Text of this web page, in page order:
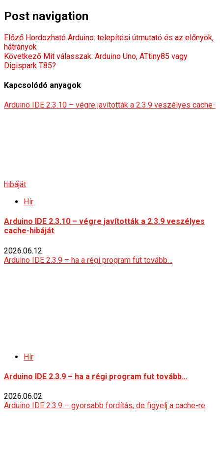
Post navigation
Előző Hordozható Arduino: telepítési útmutató és az előnyök,
hátrányok
Következő Mit válasszak: Arduino Uno, ATtiny85 vagy
Digispark T85?
Kapcsolódó anyagok
Arduino IDE 2.3.10 – végre javították a 2.3.9 veszélyes cache-
hibáját
Hír
Arduino IDE 2.3.10 – végre javították a 2.3.9 veszélyes
cache-hibáját
2026.06.12.
Arduino IDE 2.3.9 – ha a régi program fut tovább…
Hír
Arduino IDE 2.3.9 – ha a régi program fut tovább…
2026.06.02.
Arduino IDE 2.3.9 – gyorsabb fordítás, de figyelj a cache-re